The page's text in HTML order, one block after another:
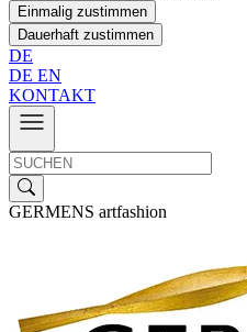
Einmalig zustimmen
Dauerhaft zustimmen
DE
DE EN
KONTAKT
GERMENS artfashion